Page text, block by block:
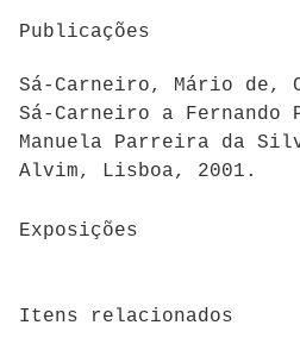
Publicações
Sá-Carneiro, Mário de,
Sá-Carneiro a Fernando
Manuela Parreira da
Alvim, Lisboa, 2001.
Exposições
Itens relacionados